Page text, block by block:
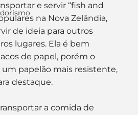
e servir “fish and
na Nova Zelândia,
de ideia para outros
lugares. Ela é bem
de papel, porém o
papelão mais resistente,
destaque.
a comida de